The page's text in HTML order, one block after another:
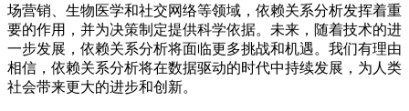
场营销、生物医学和社交网络等领域，依赖关系分析发挥着重
要的作用，并为决策制定提供科学依据。未来，随着技术的进
一步发展，依赖关系分析将面临更多挑战和机遇。我们有理由
相信，依赖关系分析将在数据驱动的时代中持续发展，为人类
社会带来更大的进步和创新。